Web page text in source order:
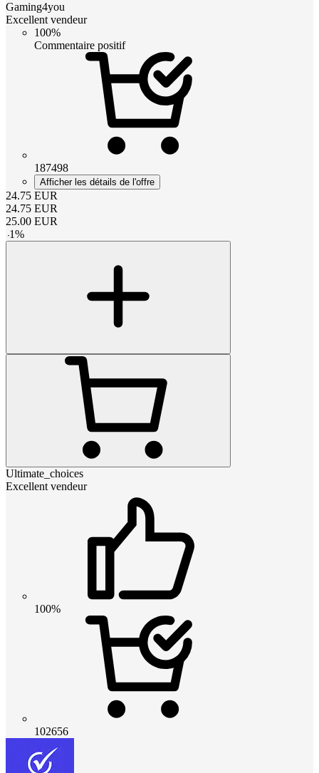
Gaming4you
Excellent vendeur
100%
Commentaire positif
187498
Afficher les détails de l'offre
24.75 EUR
24.75 EUR
25.00 EUR
-1%
Ultimate_choices
Excellent vendeur
100%
102656